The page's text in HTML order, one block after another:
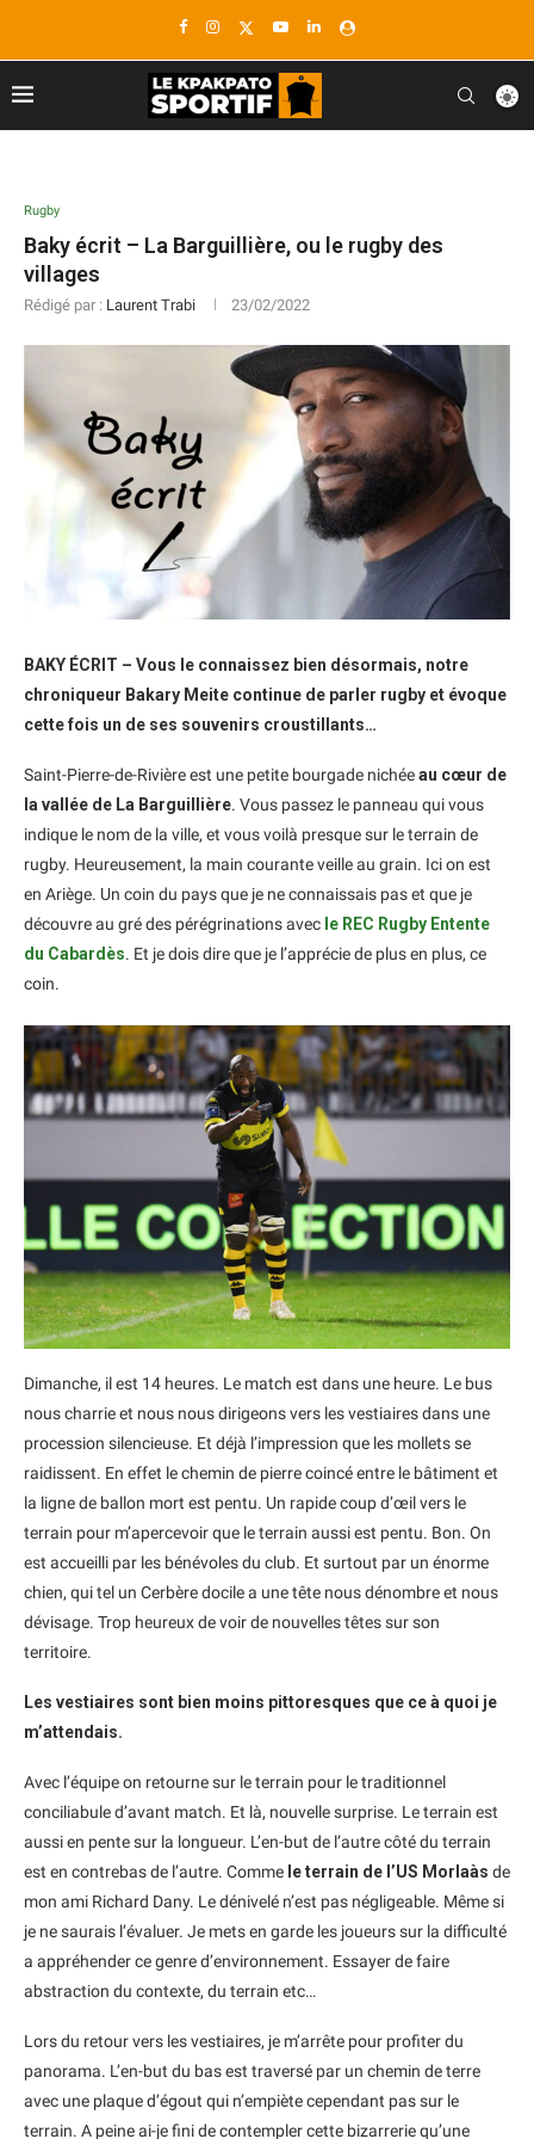
Rugby
Baky écrit – La Barguillière, ou le rugby des
villages
Rédigé par : Laurent Trabi 23/02/2022
BAKY ÉCRIT – Vous le connaissez bien désormais, notre
chroniqueur Bakary Meite continue de parler rugby et évoque
cette fois un de ses souvenirs croustillants…
Saint-Pierre-de-Rivière est une petite bourgade nichéeau cœur de
la vallée de La Barguillière. Vous passez le panneau qui vous
indique le nom de la ville, et vous voilà presque sur le terrain de
rugby. Heureusement, la main courante veille au grain. Ici on est
en Ariège. Un coin du pays que je ne connaissais pas et que je
découvre au gré des pérégrinations avec le REC Rugby Entente
du Cabardès. Et je dois dire que je l’apprécie de plus en plus, ce
coin.
Dimanche, il est 14 heures. Le match est dans une heure. Le bus
nous charrie et nous nous dirigeons vers les vestiaires dans une
procession silencieuse. Et déjà l’impression que les mollets se
raidissent. En effet le chemin de pierre coincé entre le bâtiment et
la ligne de ballon mort est pentu. Un rapide coup d’œil vers le
terrain pour m’apercevoir que le terrain aussi est pentu. Bon. On
est accueilli par les bénévoles du club. Et surtout par un énorme
chien, qui tel un Cerbère docile a une tête nous dénombre et nous
dévisage. Trop heureux de voir de nouvelles têtes sur son
territoire.
Les vestiaires sont bien moins pittoresques que ce à quoi je
m’attendais.
Avec l’équipe on retourne sur le terrain pour le traditionnel
conciliabule d’avant match. Et là, nouvelle surprise. Le terrain est
aussi en pente sur la longueur. L’en-but de l’autre côté du terrain
est en contrebas de l’autre. Comme le terrain de l’US Morlaàs de
mon ami Richard Dany. Le dénivelé n’est pas négligeable. Même si
je ne saurais l’évaluer. Je mets en garde les joueurs sur la difficulté
a appréhender ce genre d’environnement. Essayer de faire
abstraction du contexte, du terrain etc…
Lors du retour vers les vestiaires, je m’arrête pour profiter du
panorama. L’en-but du bas est traversé par un chemin de terre
avec une plaque d’égout qui n’empiète cependant pas sur le
terrain. A peine ai-je fini de contempler cette bizarrerie qu’une